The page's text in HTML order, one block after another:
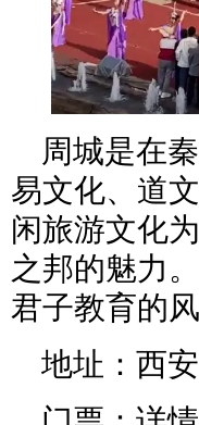
周城是在
易文化、道
闲旅游文化
之邦的魅力
君子教育的风
地址：西